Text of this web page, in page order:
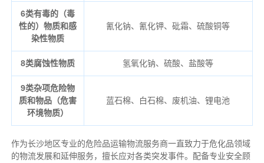
6类有毒的（毒
性的）物质和感
染性物质
氰化钠、氰化钾、砒霜、硫酸铜等
8类腐蚀性物质 氢氧化钠、硫酸、盐酸等
9类杂项危险物
质和物品（危害
环境物质）
蓝石棉、白石棉、废机油、锂电池
作为长沙地区专业的危险品运输物流服务商一直致力于危化品领域
的物流发展和延伸服务，擅长应对各类突发事件。配备专业安全顾